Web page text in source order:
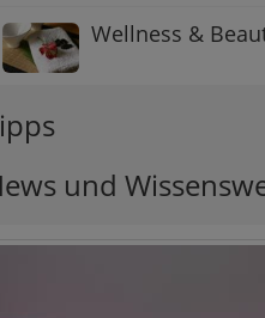
Wellness &
und